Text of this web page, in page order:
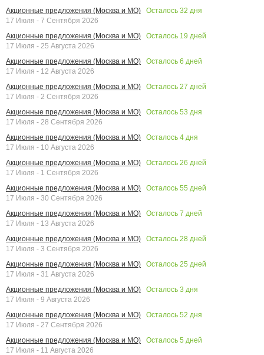
Акционные предложения (Москва и МО)
Осталось 32 дня
17 Июля - 7 Сентября 2026
Акционные предложения (Москва и МО)
Осталось 19 дней
17 Июля - 25 Августа 2026
Акционные предложения (Москва и МО)
Осталось 6 дней
17 Июля - 12 Августа 2026
Акционные предложения (Москва и МО)
Осталось 27 дней
17 Июля - 2 Сентября 2026
Акционные предложения (Москва и МО)
Осталось 53 дня
17 Июля - 28 Сентября 2026
Акционные предложения (Москва и МО)
Осталось 4 дня
17 Июля - 10 Августа 2026
Акционные предложения (Москва и МО)
Осталось 26 дней
17 Июля - 1 Сентября 2026
Акционные предложения (Москва и МО)
Осталось 55 дней
17 Июля - 30 Сентября 2026
Акционные предложения (Москва и МО)
Осталось 7 дней
17 Июля - 13 Августа 2026
Акционные предложения (Москва и МО)
Осталось 28 дней
17 Июля - 3 Сентября 2026
Акционные предложения (Москва и МО)
Осталось 25 дней
17 Июля - 31 Августа 2026
Акционные предложения (Москва и МО)
Осталось 3 дня
17 Июля - 9 Августа 2026
Акционные предложения (Москва и МО)
Осталось 52 дня
17 Июля - 27 Сентября 2026
Акционные предложения (Москва и МО)
Осталось 5 дней
17 Июля - 11 Августа 2026